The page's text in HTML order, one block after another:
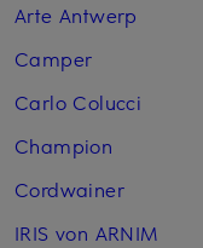
Arte Antwerp
Camper
Carlo Colucci
Champion
Cordwainer
IRIS von ARNIM